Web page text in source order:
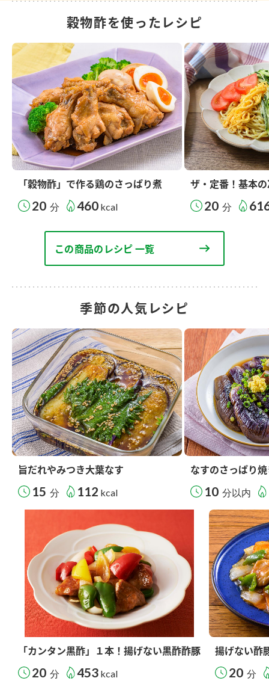
穀物酢を使ったレシピ
「穀物酢」で作る鶏のさっぱり煮
20 分 460 kcal
ザ・定番！基本
20 分
この商品のレシピ 一覧
季節の人気レシピ
旨だれやみつき大葉なす
15 分 112 kcal
なすのさっぱり
10 分以内
「カンタン黒酢」１本！揚げない黒酢酢豚
20 分 453 kcal
揚げない酢
20 分